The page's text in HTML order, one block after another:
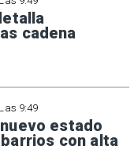
cadena
9:49
estado
con alta